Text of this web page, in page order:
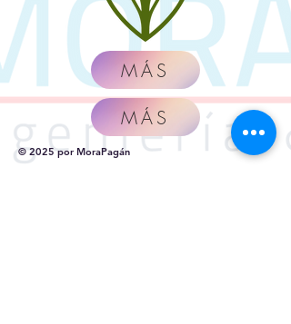
MÁS
MÁS
© 2025 por MoraPagán